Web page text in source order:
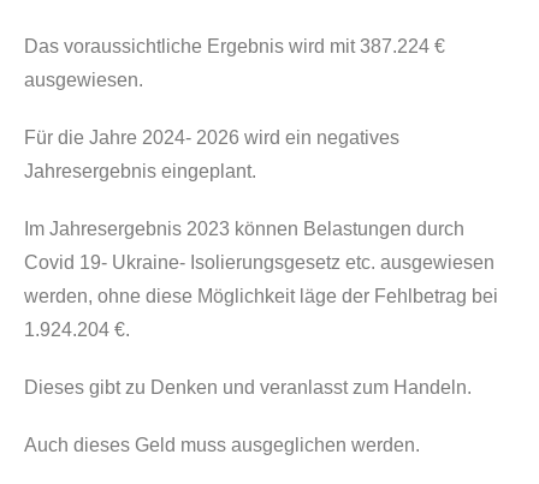
Das voraussichtliche Ergebnis wird mit 387.224 €
ausgewiesen.
Für die Jahre 2024- 2026 wird ein negatives
Jahresergebnis eingeplant.
Im Jahresergebnis 2023 können Belastungen durch
Covid 19- Ukraine- Isolierungsgesetz etc. ausgewiesen
werden, ohne diese Möglichkeit läge der Fehlbetrag bei
1.924.204 €.
Dieses gibt zu Denken und veranlasst zum Handeln.
Auch dieses Geld muss ausgeglichen werden.